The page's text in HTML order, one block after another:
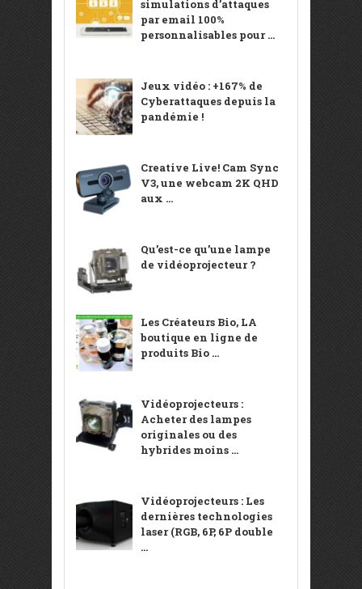
simulations d’attaques
par email 100%
personnalisables pour ...
Jeux vidéo : +167% de
Cyberattaques depuis la
pandémie !
Creative Live! Cam Sync
V3, une webcam 2K QHD
aux ...
Qu’est-ce qu’une lampe
de vidéoprojecteur ?
Les Créateurs Bio, LA
boutique en ligne de
produits Bio ...
Vidéoprojecteurs :
Acheter des lampes
originales ou des
hybrides moins ...
Vidéoprojecteurs : Les
dernières technologies
laser (RGB, 6P, 6P double
...